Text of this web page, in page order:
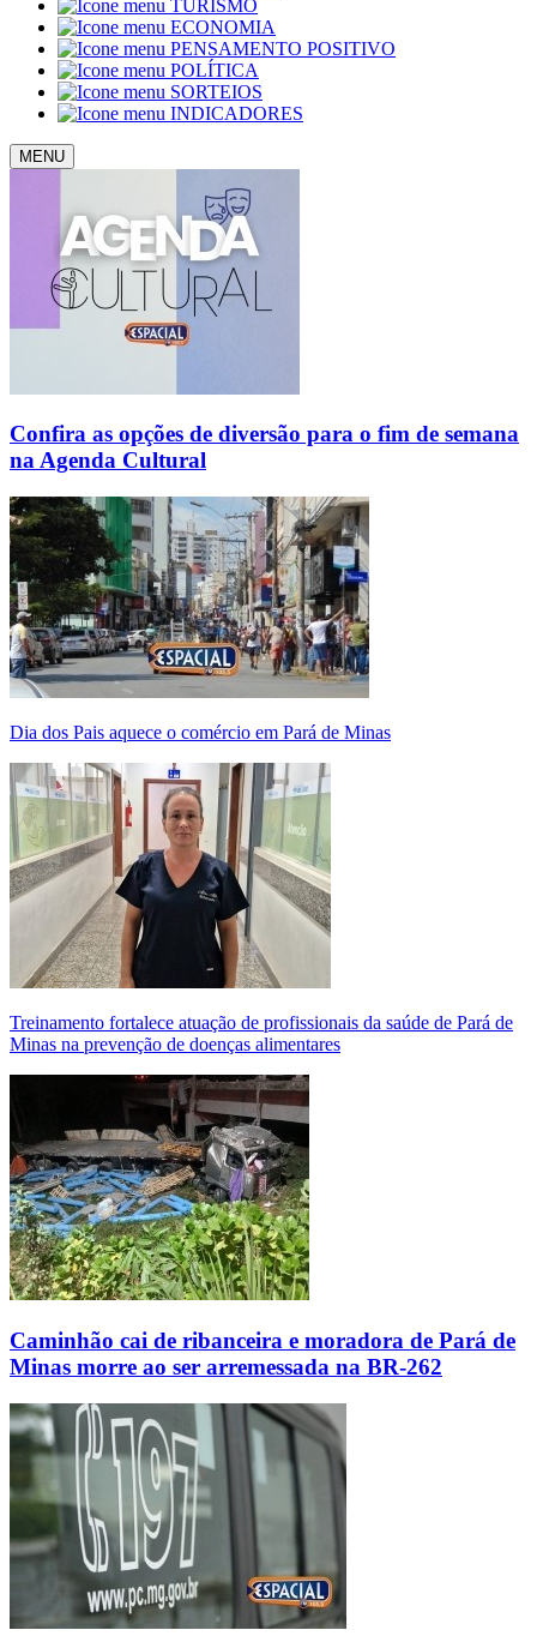
TURISMO
ECONOMIA
PENSAMENTO POSITIVO
POLÍTICA
SORTEIOS
INDICADORES
MENU
Confira as opções de diversão para o fim de semana
na Agenda Cultural
Dia dos Pais aquece o comércio em Pará de Minas
Treinamento fortalece atuação de profissionais da saúde de Pará de
Minas na prevenção de doenças alimentares
Caminhão cai de ribanceira e moradora de Pará de
Minas morre ao ser arremessada na BR-262